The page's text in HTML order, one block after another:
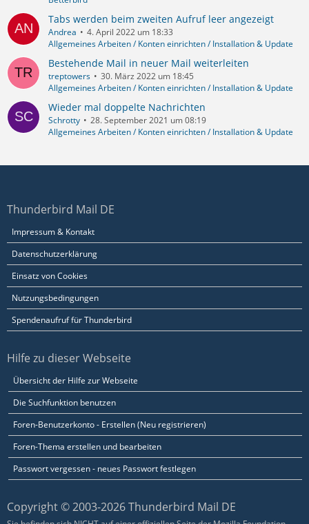
Tabs werden beim zweiten Aufruf leer angezeigt
Andrea
4. April 2022 um 18:33
Allgemeines Arbeiten / Konten einrichten / Installation & Update
Bestehende Mail in neuer Mail weiterleiten
treptowers
30. März 2022 um 18:45
Allgemeines Arbeiten / Konten einrichten / Installation & Update
Wieder mal doppelte Nachrichten
Schrotty
28. September 2021 um 08:19
Allgemeines Arbeiten / Konten einrichten / Installation & Update
Thunderbird Mail DE
Impressum & Kontakt
Datenschutzerklärung
Einsatz von Cookies
Nutzungsbedingungen
Spendenaufruf für Thunderbird
Hilfe zu dieser Webseite
Übersicht der Hilfe zur Webseite
Die Suchfunktion benutzen
Foren-Benutzerkonto - Erstellen (Neu registrieren)
Foren-Thema erstellen und bearbeiten
Passwort vergessen - neues Passwort festlegen
Copyright © 2003-2026 Thunderbird Mail DE